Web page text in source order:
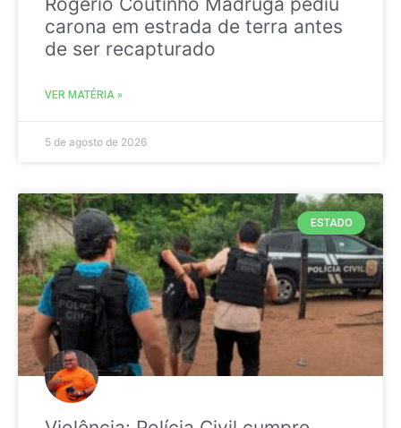
carona em estrada de terra antes
de ser recapturado
VER MATÉRIA »
5 de agosto de 2026
ESTADO